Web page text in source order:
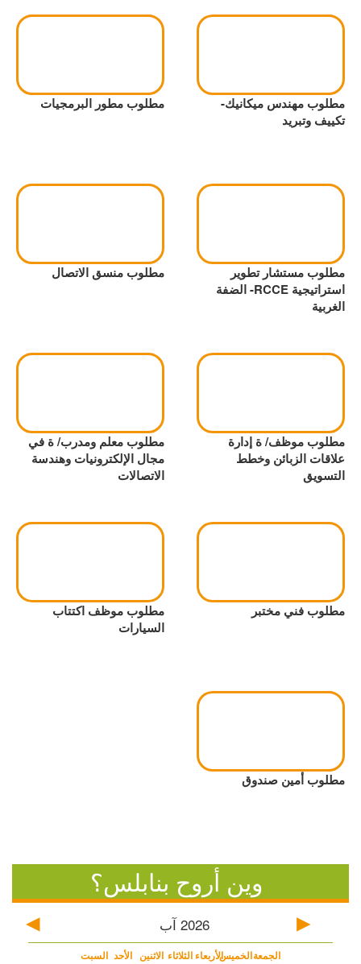
مطلوب مهندس ميكانيك-
تكييف وتبريد
مطلوب مطور البرمجيات
مطلوب مستشار تطوير
استراتيجية RCCE- الضفة
الغربية
مطلوب منسق الاتصال
مطلوب موظف/ ة إدارة
علاقات الزبائن وخطط
التسويق
مطلوب معلم ومدرب/ ة في
مجال الإلكترونيات وهندسة
الاتصالات
مطلوب فني مختبر
مطلوب موظف اكتتاب
السيارات
مطلوب أمين صندوق
وين أروح بنابلس؟
2026 آب
السبت الأحد الاثنين الثلاثاء الأربعاءالخميسالجمعة